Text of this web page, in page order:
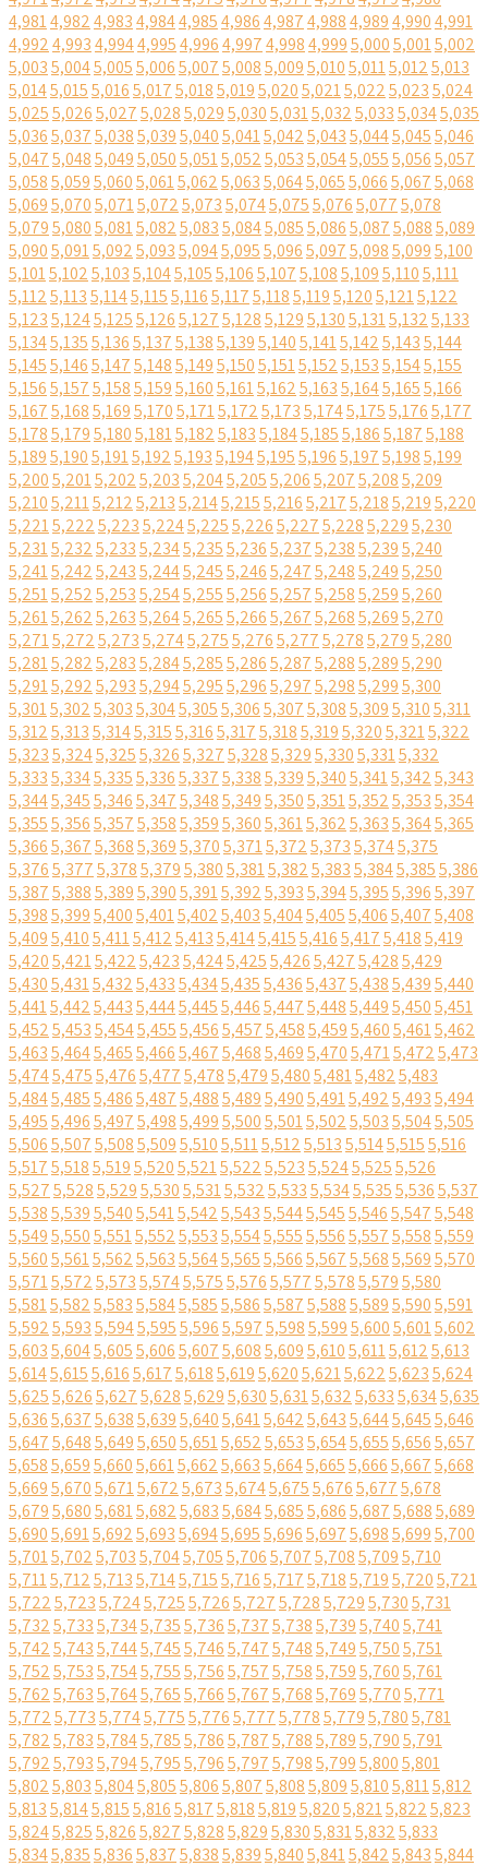
4,9814,9824,9834,9844,9854,9864,9874,9884,9894,9904,991
4,9924,9934,9944,9954,9964,9974,9984,9995,0005,0015,002
5,0035,0045,0055,0065,0075,0085,0095,0105,0115,0125,013
5,0145,0155,0165,0175,0185,0195,0205,0215,0225,0235,024
5,0255,0265,0275,0285,0295,0305,0315,0325,0335,0345,035
5,0365,0375,0385,0395,0405,0415,0425,0435,0445,0455,046
5,0475,0485,0495,0505,0515,0525,0535,0545,0555,0565,057
5,0585,0595,0605,0615,0625,0635,0645,0655,0665,0675,068
5,0695,0705,0715,0725,0735,0745,0755,0765,0775,078
5,0795,0805,0815,0825,0835,0845,0855,0865,0875,0885,089
5,0905,0915,0925,0935,0945,0955,0965,0975,0985,0995,100
5,1015,1025,1035,1045,1055,1065,1075,1085,1095,1105,111
5,1125,1135,1145,1155,1165,1175,1185,1195,1205,1215,122
5,1235,1245,1255,1265,1275,1285,1295,1305,1315,1325,133
5,1345,1355,1365,1375,1385,1395,1405,1415,1425,1435,144
5,1455,1465,1475,1485,1495,1505,1515,1525,1535,1545,155
5,1565,1575,1585,1595,1605,1615,1625,1635,1645,1655,166
5,1675,1685,1695,1705,1715,1725,1735,1745,1755,1765,177
5,1785,1795,1805,1815,1825,1835,1845,1855,1865,1875,188
5,1895,1905,1915,1925,1935,1945,1955,1965,1975,1985,199
5,2005,2015,2025,2035,2045,2055,2065,2075,2085,209
5,2105,2115,2125,2135,2145,2155,2165,2175,2185,2195,220
5,2215,2225,2235,2245,2255,2265,2275,2285,2295,230
5,2315,2325,2335,2345,2355,2365,2375,2385,2395,240
5,2415,2425,2435,2445,2455,2465,2475,2485,2495,250
5,2515,2525,2535,2545,2555,2565,2575,2585,2595,260
5,2615,2625,2635,2645,2655,2665,2675,2685,2695,270
5,2715,2725,2735,2745,2755,2765,2775,2785,2795,280
5,2815,2825,2835,2845,2855,2865,2875,2885,2895,290
5,2915,2925,2935,2945,2955,2965,2975,2985,2995,300
5,3015,3025,3035,3045,3055,3065,3075,3085,3095,3105,311
5,3125,3135,3145,3155,3165,3175,3185,3195,3205,3215,322
5,3235,3245,3255,3265,3275,3285,3295,3305,3315,332
5,3335,3345,3355,3365,3375,3385,3395,3405,3415,3425,343
5,3445,3455,3465,3475,3485,3495,3505,3515,3525,3535,354
5,3555,3565,3575,3585,3595,3605,3615,3625,3635,3645,365
5,3665,3675,3685,3695,3705,3715,3725,3735,3745,375
5,3765,3775,3785,3795,3805,3815,3825,3835,3845,3855,386
5,3875,3885,3895,3905,3915,3925,3935,3945,3955,3965,397
5,3985,3995,4005,4015,4025,4035,4045,4055,4065,4075,408
5,4095,4105,4115,4125,4135,4145,4155,4165,4175,4185,419
5,4205,4215,4225,4235,4245,4255,4265,4275,4285,429
5,4305,4315,4325,4335,4345,4355,4365,4375,4385,4395,440
5,4415,4425,4435,4445,4455,4465,4475,4485,4495,4505,451
5,4525,4535,4545,4555,4565,4575,4585,4595,4605,4615,462
5,4635,4645,4655,4665,4675,4685,4695,4705,4715,4725,473
5,4745,4755,4765,4775,4785,4795,4805,4815,4825,483
5,4845,4855,4865,4875,4885,4895,4905,4915,4925,4935,494
5,4955,4965,4975,4985,4995,5005,5015,5025,5035,5045,505
5,5065,5075,5085,5095,5105,5115,5125,5135,5145,5155,516
5,5175,5185,5195,5205,5215,5225,5235,5245,5255,526
5,5275,5285,5295,5305,5315,5325,5335,5345,5355,5365,537
5,5385,5395,5405,5415,5425,5435,5445,5455,5465,5475,548
5,5495,5505,5515,5525,5535,5545,5555,5565,5575,5585,559
5,5605,5615,5625,5635,5645,5655,5665,5675,5685,5695,570
5,5715,5725,5735,5745,5755,5765,5775,5785,5795,580
5,5815,5825,5835,5845,5855,5865,5875,5885,5895,5905,591
5,5925,5935,5945,5955,5965,5975,5985,5995,6005,6015,602
5,6035,6045,6055,6065,6075,6085,6095,6105,6115,6125,613
5,6145,6155,6165,6175,6185,6195,6205,6215,6225,6235,624
5,6255,6265,6275,6285,6295,6305,6315,6325,6335,6345,635
5,6365,6375,6385,6395,6405,6415,6425,6435,6445,6455,646
5,6475,6485,6495,6505,6515,6525,6535,6545,6555,6565,657
5,6585,6595,6605,6615,6625,6635,6645,6655,6665,6675,668
5,6695,6705,6715,6725,6735,6745,6755,6765,6775,678
5,6795,6805,6815,6825,6835,6845,6855,6865,6875,6885,689
5,6905,6915,6925,6935,6945,6955,6965,6975,6985,6995,700
5,7015,7025,7035,7045,7055,7065,7075,7085,7095,710
5,7115,7125,7135,7145,7155,7165,7175,7185,7195,7205,721
5,7225,7235,7245,7255,7265,7275,7285,7295,7305,731
5,7325,7335,7345,7355,7365,7375,7385,7395,7405,741
5,7425,7435,7445,7455,7465,7475,7485,7495,7505,751
5,7525,7535,7545,7555,7565,7575,7585,7595,7605,761
5,7625,7635,7645,7655,7665,7675,7685,7695,7705,771
5,7725,7735,7745,7755,7765,7775,7785,7795,7805,781
5,7825,7835,7845,7855,7865,7875,7885,7895,7905,791
5,7925,7935,7945,7955,7965,7975,7985,7995,8005,801
5,8025,8035,8045,8055,8065,8075,8085,8095,8105,8115,812
5,8135,8145,8155,8165,8175,8185,8195,8205,8215,8225,823
5,8245,8255,8265,8275,8285,8295,8305,8315,8325,833
5,8345,8355,8365,8375,8385,8395,8405,8415,8425,8435,844